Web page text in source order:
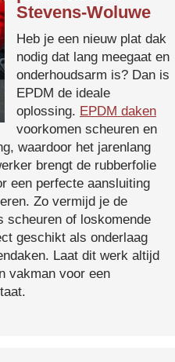
Stevens-Woluwe
Heb je een nieuw plat dak
nodig dat lang meegaat en
onderhoudsarm is? Dan is
EPDM de ideale
oplossing. EPDM daken
voorkomen scheuren en
waardoor het jarenlang
brengt de rubberfolie
een perfecte aansluiting
Zo vermijd je de
scheuren of loskomende
geschikt als onderlaag
Laat dit werk altijd
vakman voor een